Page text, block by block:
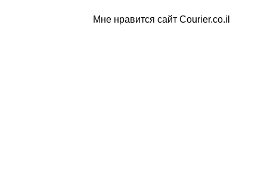
Мне нравится сайт Courier.co.il